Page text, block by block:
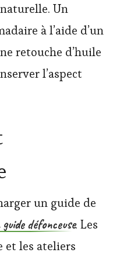
Un
à l’aide d’un
retouche d’huile
l’aspect
un guide de
défonceuse. Les
et les ateliers